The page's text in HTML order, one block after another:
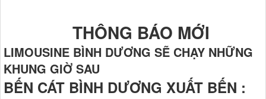
THÔNG BÁO MỚI
LIMOUSINE BÌNH DƯƠNG SẼ CHẠY NHỮNG
KHUNG GIỜ SAU
BẾN CÁT BÌNH DƯƠNG XUẤT BẾN :